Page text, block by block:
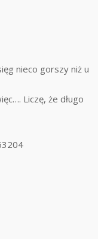
nieco gorszy niż u
Liczę, że długo